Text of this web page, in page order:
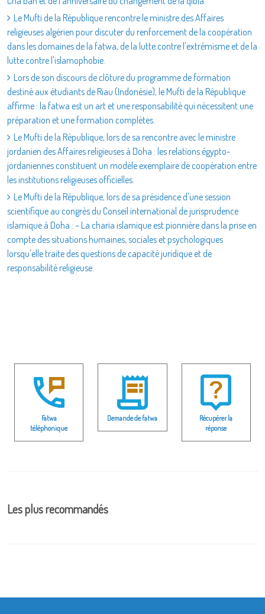
Le Mufti de la République rencontre le ministre des Affaires
religieuses algérien pour discuter du renforcement de la coopération
dans les domaines de la fatwa, de la lutte contre l'extrémisme et de la
lutte contre l'islamophobie.
Lors de son discours de clôture du programme de formation
destiné aux étudiants de Riau (Indonésie), le Mufti de la République
affirme : la fatwa est un art et une responsabilité qui nécessitent une
préparation et une formation complètes.
Le Mufti de la République, lors de sa rencontre avec le ministre
jordanien des Affaires religieuses à Doha : les relations égypto-
jordaniennes constituent un modèle exemplaire de coopération entre
les institutions religieuses officielles.
Le Mufti de la République, lors de sa présidence d'une session
scientifique au congrès du Conseil international de jurisprudence
islamique à Doha : – La charia islamique est pionnière dans la prise en
compte des situations humaines, sociales et psychologiques
lorsqu'elle traite des questions de capacité juridique et de
responsabilité religieuse.
Fatwa
téléphonique
Demande de fatwa
Récupérer la
réponse
Les plus recommandés